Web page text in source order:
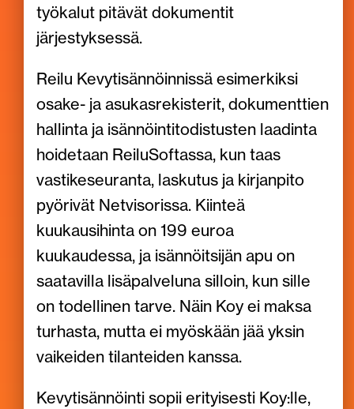
työkalut pitävät dokumentit
järjestyksessä.
Reilu Kevytisännöinnissä esimerkiksi
osake- ja asukasrekisterit, dokumenttien
hallinta ja isännöintitodistusten laadinta
hoidetaan ReiluSoftassa, kun taas
vastikeseuranta, laskutus ja kirjanpito
pyörivät Netvisorissa. Kiinteä
kuukausihinta on 199 euroa
kuukaudessa, ja isännöitsijän apu on
saatavilla lisäpalveluna silloin, kun sille
on todellinen tarve. Näin Koy ei maksa
turhasta, mutta ei myöskään jää yksin
vaikeiden tilanteiden kanssa.
Kevytisännöinti sopii erityisesti Koy:lle,